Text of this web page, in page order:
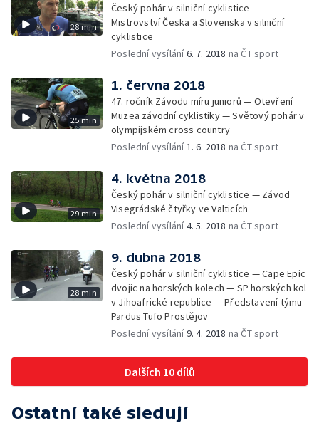
28 min
Český pohár v silniční cyklistice —
Mistrovství Česka a Slovenska v silniční
cyklistice
Poslední vysílání6. 7. 2018 na ČT sport
25 min
1. června 2018
47. ročník Závodu míru juniorů — Otevření
Muzea závodní cyklistiky — Světový pohár v
olympijském cross country
Poslední vysílání1. 6. 2018 na ČT sport
29 min
4. května 2018
Český pohár v silniční cyklistice — Závod
Visegrádské čtyřky ve Valticích
Poslední vysílání4. 5. 2018 na ČT sport
28 min
9. dubna 2018
Český pohár v silniční cyklistice — Cape Epic
dvojic na horských kolech — SP horských kol
v Jihoafrické republice — Představení týmu
Pardus Tufo Prostějov
Poslední vysílání9. 4. 2018 na ČT sport
Dalších 10 dílů
Ostatní také sledují